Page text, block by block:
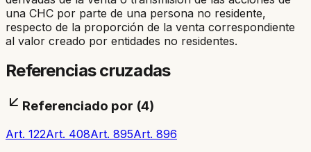
una CHC por parte de una persona no residente,
respecto de la proporción de la venta correspondiente
al valor creado por entidades no residentes.
Referencias cruzadas
Referenciado por (4)
Art. 122Art. 408Art. 895Art. 896